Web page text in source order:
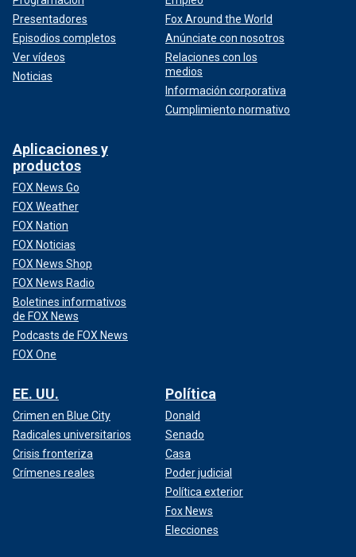
Presentadores
Episodios completos
Ver vídeos
Noticias
Fox Around the World
Anúnciate con nosotros
Relaciones con los
medios
Información corporativa
Cumplimiento normativo
Aplicaciones y
productos
FOX News Go
FOX Weather
FOX Nation
FOX Noticias
FOX News Shop
FOX News Radio
Boletines informativos
de FOX News
Podcasts de FOX News
FOX One
EE. UU.
Crimen en Blue City
Radicales universitarios
Crisis fronteriza
Crímenes reales
Política
Donald
Senado
Casa
Poder judicial
Política exterior
Fox News
Elecciones